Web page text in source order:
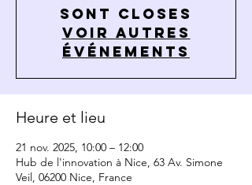
sont closes
Voir autres
événements
Heure et lieu
21 nov. 2025, 10:00 – 12:00
Hub de l'innovation à Nice, 63 Av. Simone
Veil, 06200 Nice, France